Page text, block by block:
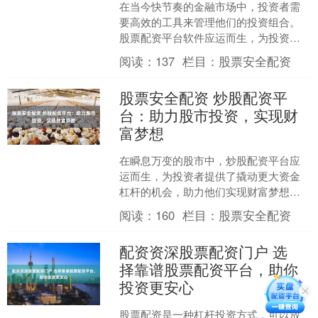
在当今快节奏的金融市场中，投资者需
要高效的工具来管理他们的投资组合。
股票配资平台软件应运而生，为投资者
提供了强大的功能，帮助他们做出明智
的决策并最大化收益。 *....
阅读： 137 栏目： 股票安全配资
股票安全配资 炒股配资平
台：助力股市投资，实现财
富梦想
在瞬息万变的股市中，炒股配资平台应
运而生，为投资者提供了撬动更大资金
杠杆的机会，助力他们实现财富梦想。
1. 有一定股市经验和知识的投资者：实
盘网上配资需要投资....
阅读： 160 栏目： 股票安全配资
配资资深股票配资门户 选
择靠谱股票配资平台，助你
投资更安心
股票配资是一种杠杆投资方式，可以放